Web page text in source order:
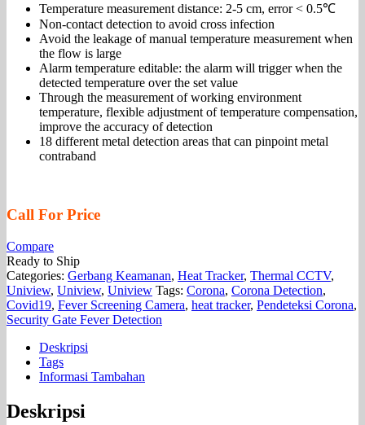
Temperature measurement distance: 2-5 cm, error < 0.5℃
Non-contact detection to avoid cross infection
Avoid the leakage of manual temperature measurement when
the flow is large
Alarm temperature editable: the alarm will trigger when the
detected temperature over the set value
Through the measurement of working environment
temperature, flexible adjustment of temperature compensation,
improve the accuracy of detection
18 different metal detection areas that can pinpoint metal
contraband
Call For Price
Compare
Ready to Ship
Categories: Gerbang Keamanan, Heat Tracker, Thermal CCTV,
Uniview, Uniview, Uniview Tags: Corona, Corona Detection,
Covid19, Fever Screening Camera, heat tracker, Pendeteksi Corona,
Security Gate Fever Detection
Deskripsi
Tags
Informasi Tambahan
Deskripsi